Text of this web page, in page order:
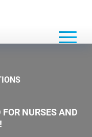
NURSES AND